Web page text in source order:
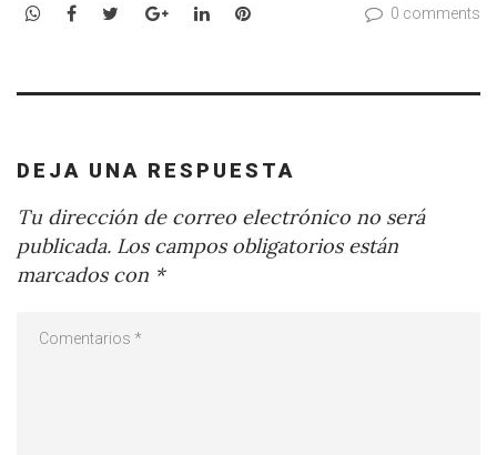
WhatsApp
Facebook
TwitterGoogle+LinkedInPinterest 0 comments
DEJA UNA RESPUESTA
Tu dirección de correo electrónico no será
publicada. Los campos obligatorios están
marcados con *